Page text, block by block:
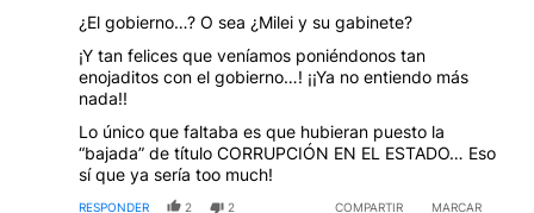
¿El gobierno…? O sea ¿Milei y su gabinete?
¡Y tan felices que veníamos poniéndonos tan
enojaditos con el gobierno…! ¡¡Ya no entiendo más
nada!!
Lo único que faltaba es que hubieran puesto la
“bajada” de título CORRUPCIÓN EN EL ESTADO… Eso
sí que ya sería too much!
RESPONDER 2 2 COMPARTIR
MARCAR